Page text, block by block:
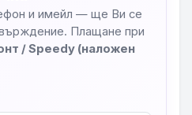
и имейл — ще Ви се
Плащане при
/ Speedy (наложен